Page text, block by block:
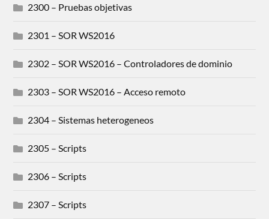
2300 – Pruebas objetivas
2301 – SOR WS2016
2302 – SOR WS2016 – Controladores de dominio
2303 – SOR WS2016 – Acceso remoto
2304 – Sistemas heterogeneos
2305 – Scripts
2306 – Scripts
2307 – Scripts